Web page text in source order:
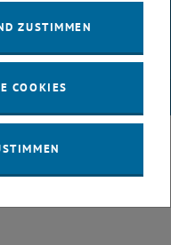
ZUSTIMMEN
COOKIES